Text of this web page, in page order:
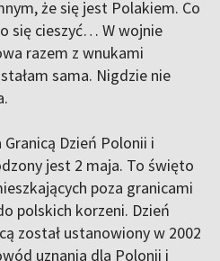
że się jest Polakiem. Co
się cieszyć… W wojnie
razem z wnukami
sama. Nigdzie nie
Dzień Polonii i
jest 2 maja. To święto
poza granicami
polskich korzeni. Dzień
został ustanowiony w 2002
uznania dla Polonii i